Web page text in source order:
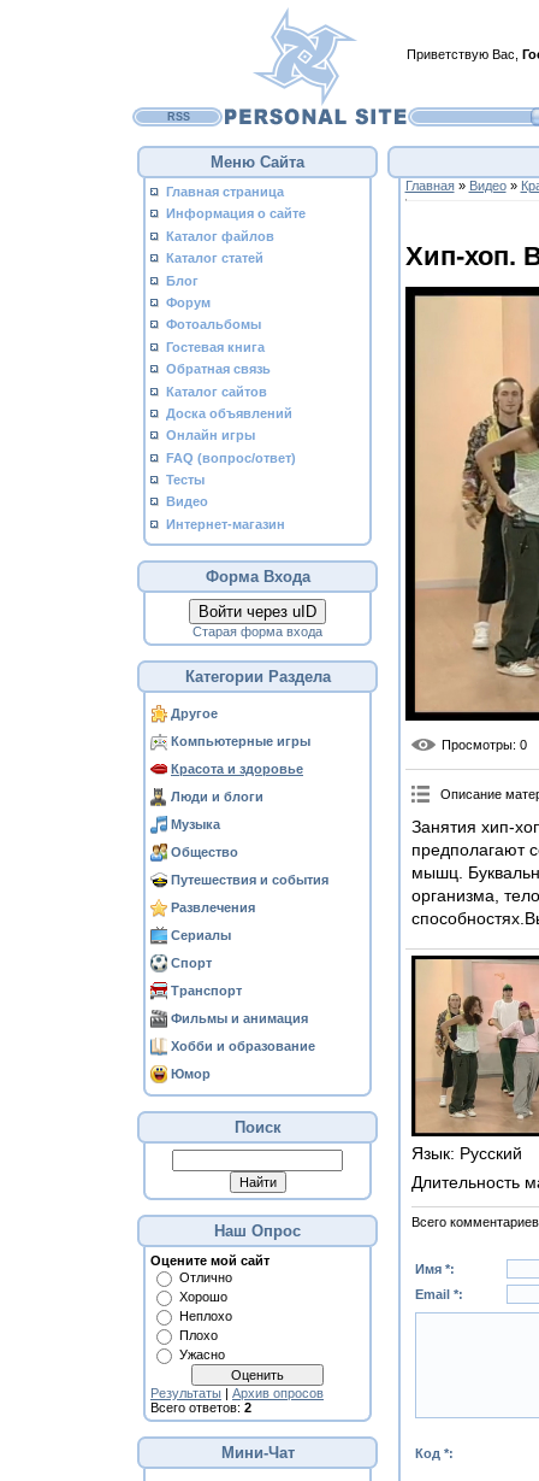
Приветствую Вас
RSS
Меню Сайта
Главная страница
Информация о сайте
Каталог файлов
Каталог статей
Блог
Форум
Фотоальбомы
Гостевая книга
Обратная связь
Каталог сайтов
Доска объявлений
Онлайн игры
FAQ (вопрос/ответ)
Тесты
Видео
Интернет-магазин
Форма Входа
Войти через uID
Старая форма входа
Категории Раздела
Другое
Компьютерные игры
Красота и здоровье
Люди и блоги
Музыка
Общество
Путешествия и события
Развлечения
Сериалы
Спорт
Транспорт
Фильмы и анимация
Хобби и образование
Юмор
Поиск
Наш Опрос
Оцените мой сайт
Отлично
Хорошо
Неплохо
Плохо
Ужасно
Результаты | Архив опросов
Всего ответов: 2
Мини-Чат
Главная» Видео»
Хип-хоп.
Просмотры: 0
Описание
Занятия хип-
предполагают
мышц.
организма,
Язык: Русский
Длительность
Всего комментариев
Имя *:
Email *:
Код *: